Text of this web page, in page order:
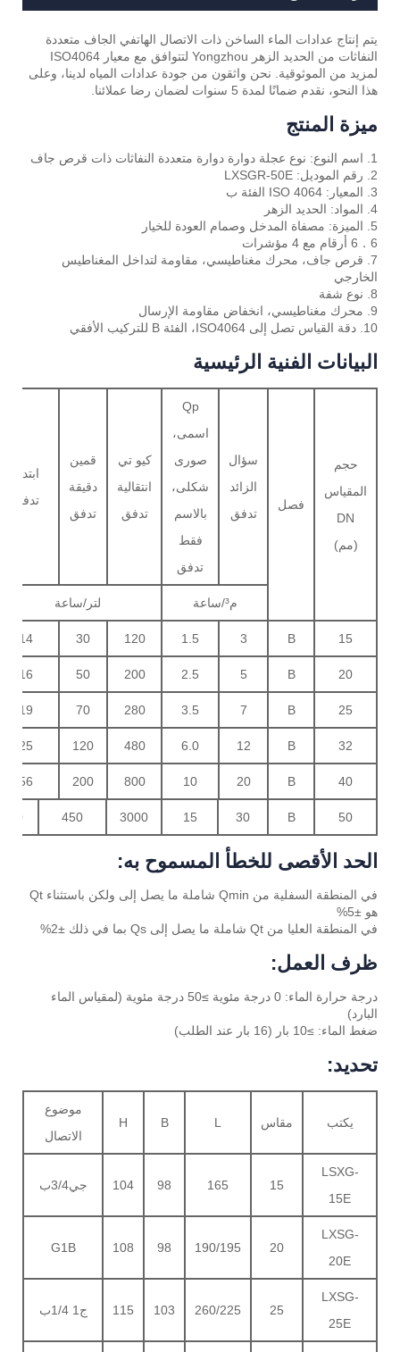
يتم إنتاج عدادات الماء الساخن ذات الاتصال الهاتفي الجاف متعددة
النفاثات من الحديد الزهر Yongzhou لتتوافق مع معيار ISO4064
لمزيد من الموثوقية. نحن واثقون من جودة عدادات المياه لدينا، وعلى
هذا النحو، نقدم ضمانًا لمدة 5 سنوات لضمان رضا عملائنا.
ميزة المنتج
1. اسم النوع: نوع عجلة دوارة دوارة متعددة النفاثات ذات قرص جاف
2. رقم الموديل: LXSGR-50E
3. المعيار: ISO 4064 الفئة ب
4. المواد: الحديد الزهر
5. الميزة: مصفاة المدخل وصمام العودة للخيار
6．6 أرقام مع 4 مؤشرات
7. قرص جاف، محرك مغناطيسي، مقاومة لتداخل المغناطيس
الخارجي
8. نوع شفة
9. محرك مغناطيسي، انخفاض مقاومة الإرسال
10. دقة القياس تصل إلى ISO4064، الفئة B للتركيب الأفقي
البيانات الفنية الرئيسية
حجم
المقياس
DN
(مم)
فصل
سؤال
الزائد
تدفق
Qp
اسمى،
صورى
شكلى،
بالاسم
فقط
تدفق
كيو تي
انتقالية
تدفق
قمين
دقيقة
تدفق
ابتداء
تدفق
م³/ساعة لتر/ساعة
15
B
3
1.5
120
30
14
20
B
5
2.5
200
50
16
25
B
7
3.5
280
70
19
32
B
12
6.0
480
120
25
40
B
20
10
800
200
56
50
B
30
15
3000
450
70
الحد الأقصى للخطأ المسموح به:
في المنطقة السفلية من Qmin شاملة ما يصل إلى ولكن باستثناء Qt
هو ±5%
في المنطقة العليا من Qt شاملة ما يصل إلى Qs بما في ذلك ±2%
ظرف العمل:
درجة حرارة الماء: 0 درجة مئوية ≥50 درجة مئوية (لمقياس الماء
البارد)
ضغط الماء: ≥10 بار (16 بار عند الطلب)
تحديد:
يكتب مقاس L
B
H
موضوع
الاتصال
LSXG-
15E
15
165
98
104 جي3/4ب
LXSG-
20E
20
190/195
98
108
G1B
LXSG-
25E
25
260/225
103
115 ج1 1/4ب